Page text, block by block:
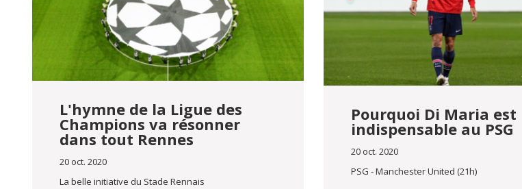
L'hymne de la Ligue des
Champions va résonner
dans tout Rennes
20 oct. 2020
La belle initiative du Stade Rennais
Pourquoi Di Maria est
indispensable au PSG
20 oct. 2020
PSG - Manchester United (21h)